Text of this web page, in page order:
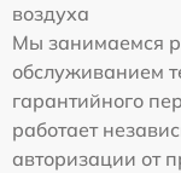
воздуха
Мы занимаемся
обслуживанием
гарантийного
работает
авторизации от